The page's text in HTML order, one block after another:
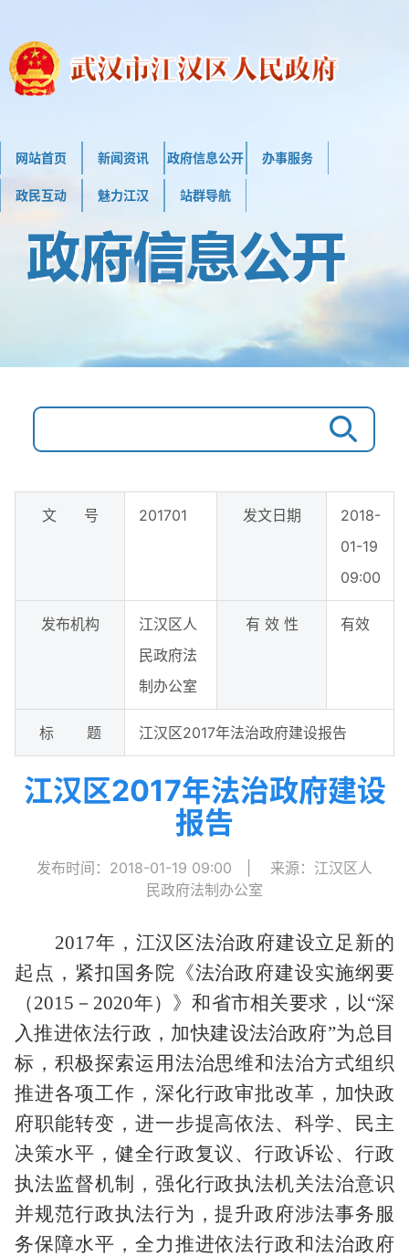
网站首页 新闻资讯 政府信息公开 办事服务
政民互动 魅力江汉 站群导航
文 号 201701 发文日期
2018-
01-19
09:00
发布机构
江汉区人
民政府法
制办公室
有 效 性 有效
标 题 江汉区2017年法治政府建设报告
江汉区2017年法治政府建设
报告
发布时间：2018-01-19 09:00
来源：江汉区人
民政府法制办公室
2017年，江汉区法治政府建设立足新的
起点，紧扣国务院《法治政府建设实施纲要
（2015 － 2020年）》和省市相关要求，以“深
入推进依法行政，加快建设法治政府”为总目
标，积极探索运用法治思维和法治方式组织
推进各项工作，深化行政审批改革，加快政
府职能转变，进一步提高依法、科学、民主
决策水平，健全行政复议、行政诉讼、行政
执法监督机制，强化行政执法机关法治意识
并规范行政执法行为，提升政府涉法事务服
务保障水平，全力推进依法行政和法治政府